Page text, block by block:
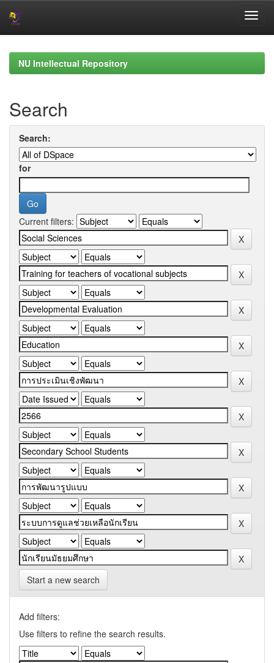
navigationNU Intellectual Repository
Search
Search:
for
Current filters:
Start a new search
Add filters:
Use filters to refine the search results.